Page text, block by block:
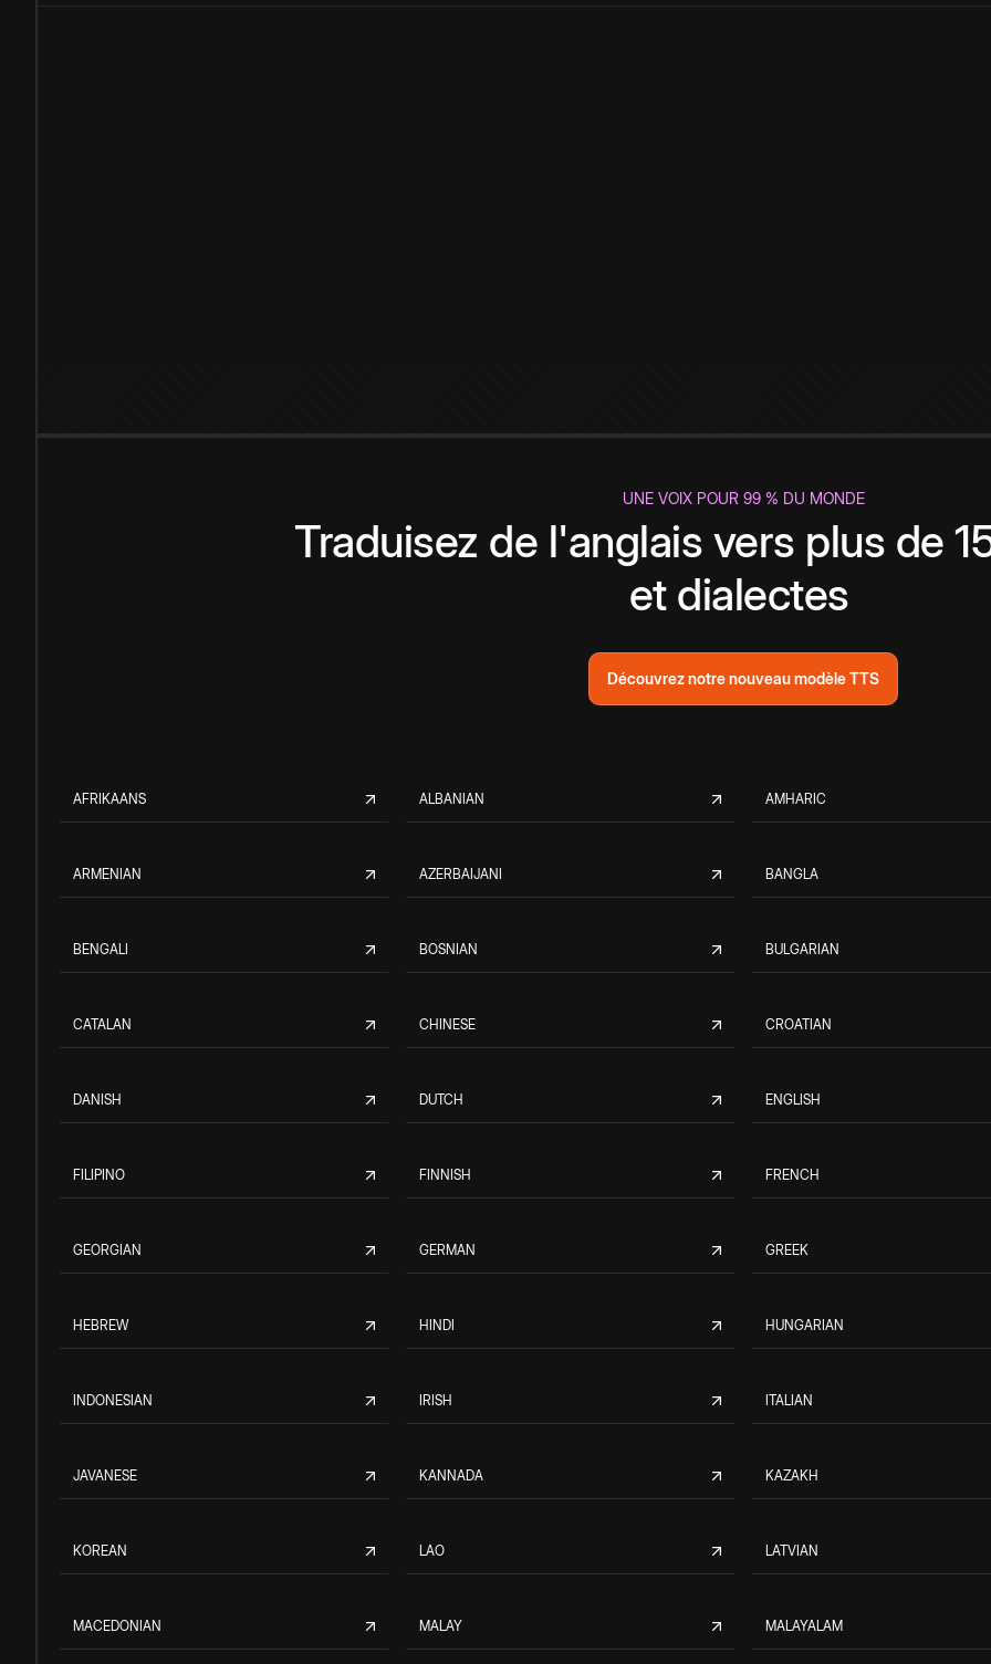
UNE VOIX POUR 99 % DU MONDE
Traduisez de l'anglais vers plus de
et dialectes
Découvrez notre nouveau modèle TTS
AFRIKAANS ALBANIAN AMHARIC
ARMENIAN AZERBAIJANI BANGLA
BENGALI BOSNIAN BULGARIAN
CATALAN CHINESE CROATIAN
DANISH DUTCH ENGLISH
FILIPINO FINNISH FRENCH
GEORGIAN GERMAN GREEK
HEBREW HINDI HUNGARIAN
INDONESIAN IRISH ITALIAN
JAVANESE KANNADA KAZAKH
KOREAN LAO LATVIAN
MACEDONIAN MALAY MALAYALAM